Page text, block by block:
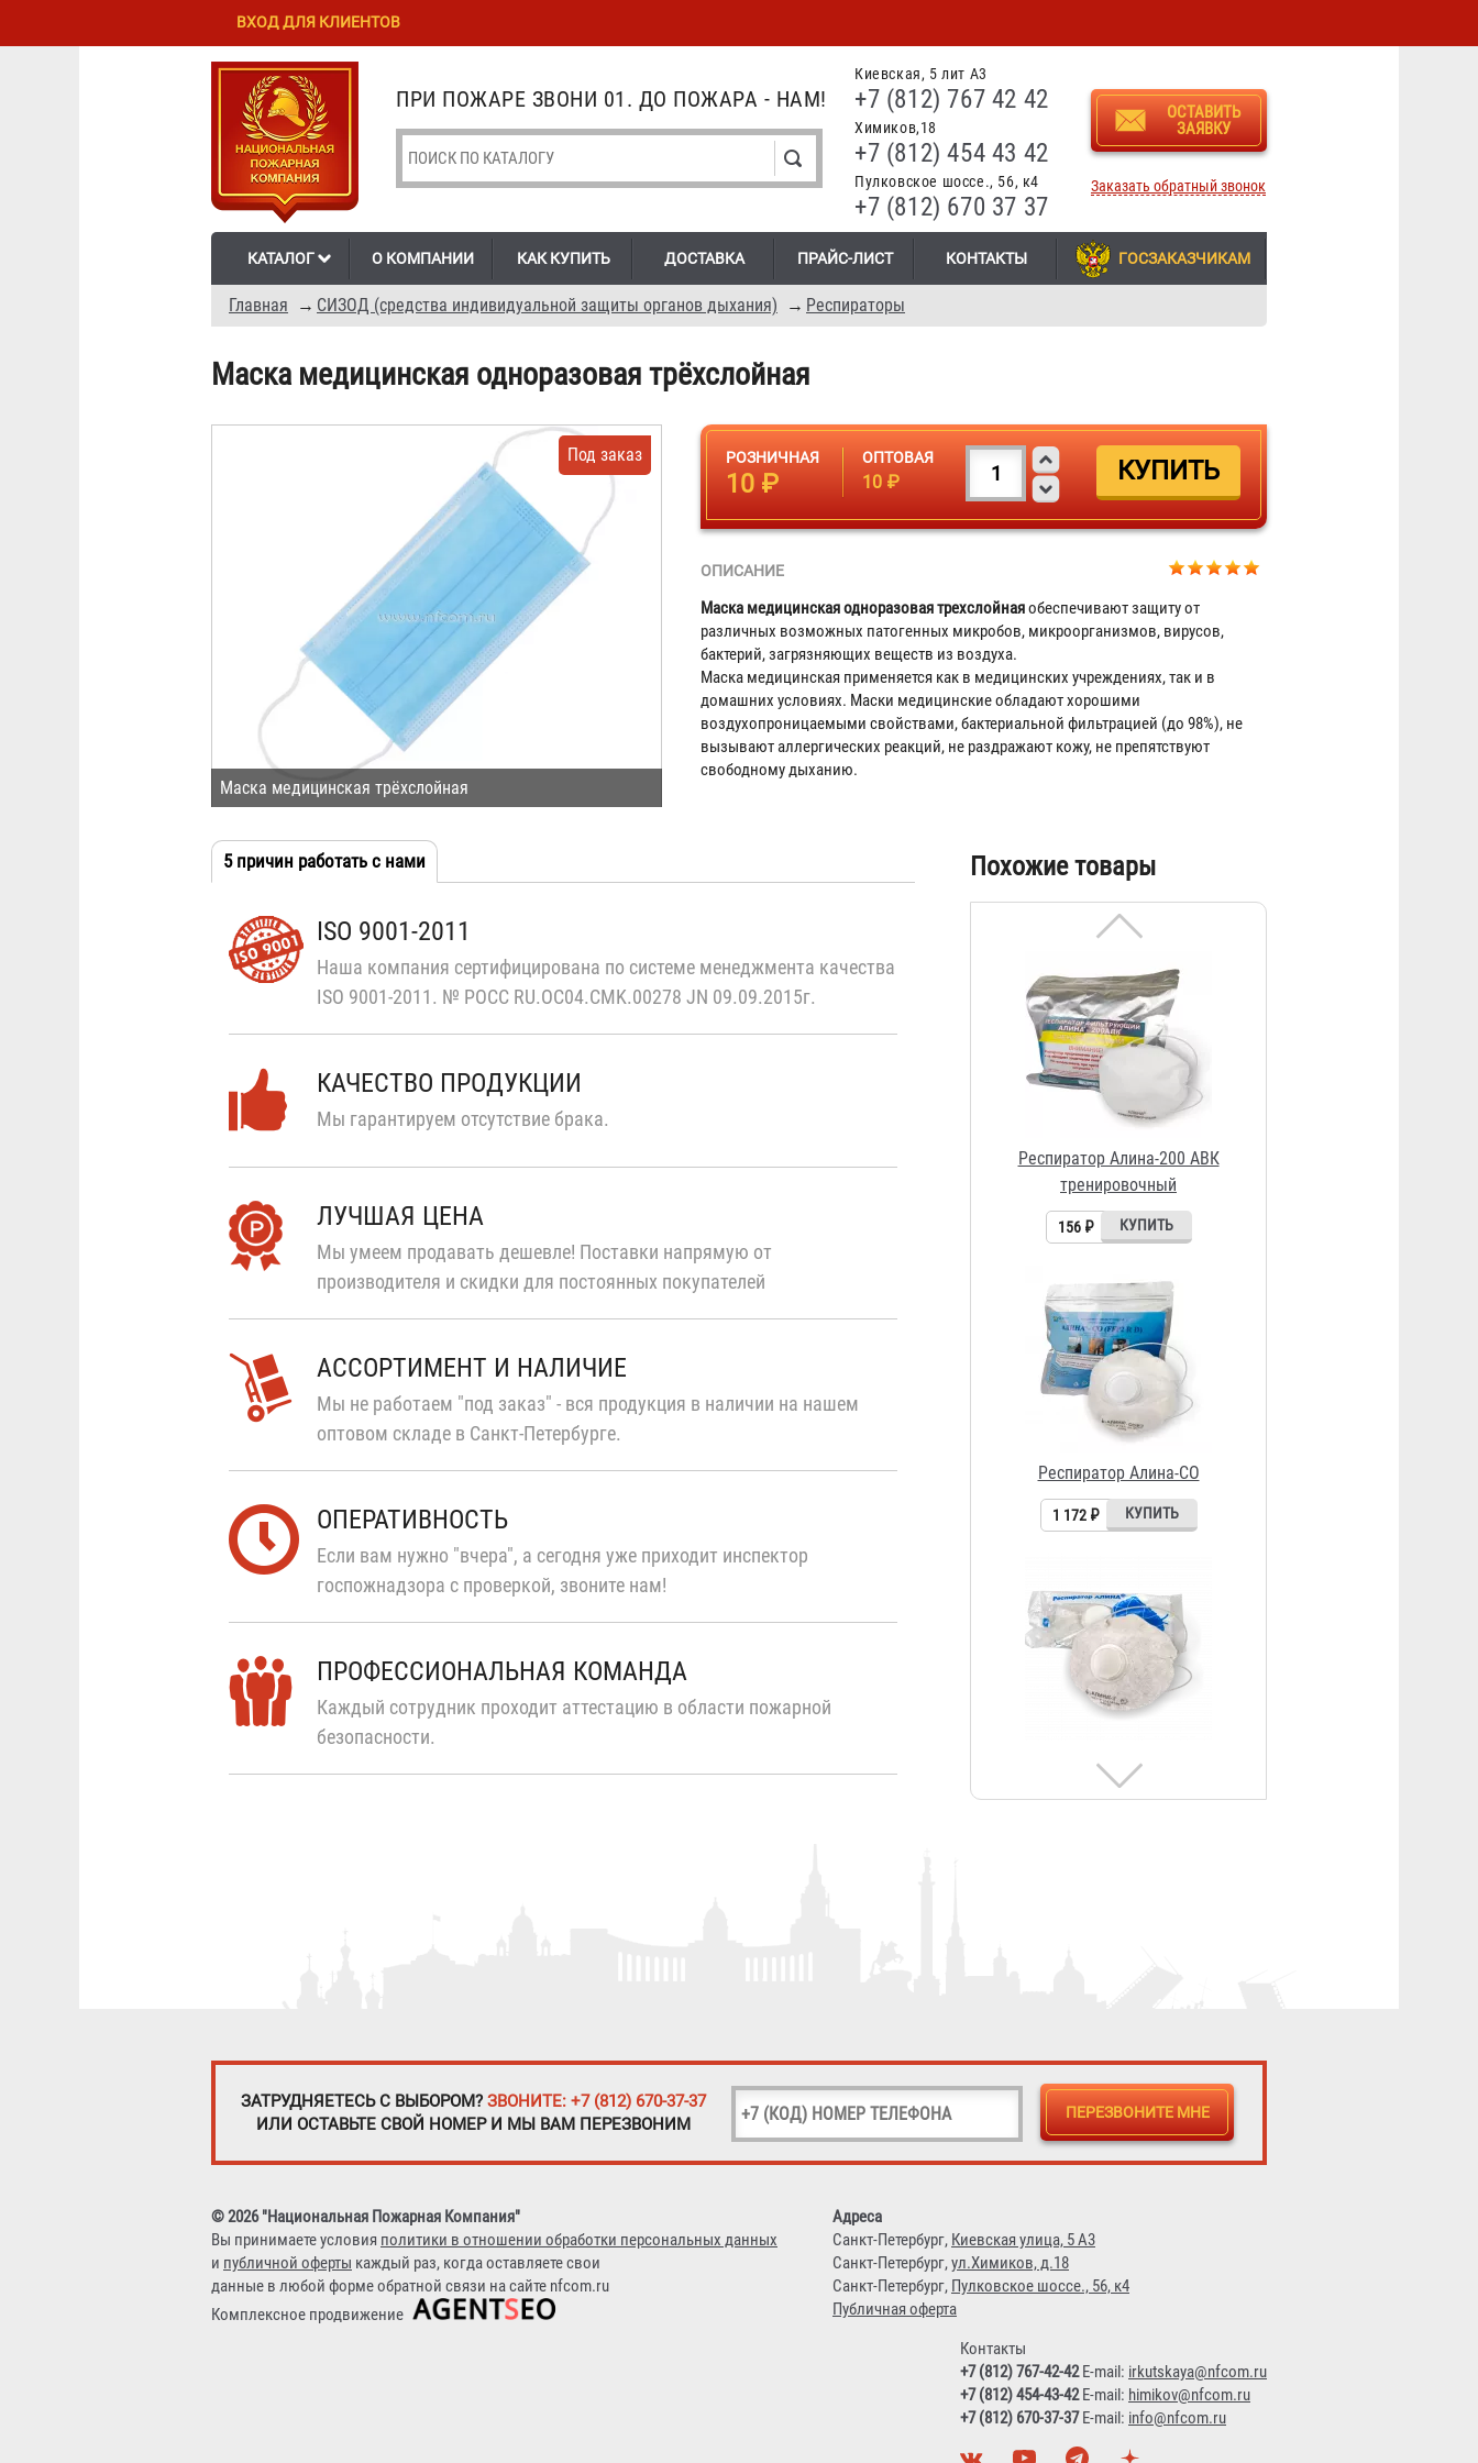
Перейти к
содержанию
Skip to
Киевская, 5 лит А3
+7 (812) 767 42 42
Химиков,18
+7 (812) 454 43 42
Пулковское шоссе., 56, к4
+7 (812) 670 37 37
ОСТАВИТЬ
ЗАЯВКУ
Заказать обратный звонок
ПРИ ПОЖАРЕ ЗВОНИ 01. ДО ПОЖАРА - НАМ!
КАТАЛОГ О КОМПАНИИ КАК КУПИТЬ ДОСТАВКА ПРАЙС-ЛИСТ КОНТАКТЫ ГОСЗАКАЗЧИКАМ
Главная → СИЗОД (средства индивидуальной защиты органов дыхания) → Респираторы
ВХОД ДЛЯ КЛИЕНТОВ
Маска медицинская одноразовая трёхслойная
Маска медицинская трёхслойная
Под заказ РОЗНИЧНАЯ
10 ₽
ОПТОВАЯ
10 ₽
ОПИСАНИЕ
Маска медицинская одноразовая трехслойнаяобеспечивают защиту от
различных возможных патогенных микробов, микроорганизмов, вирусов,
бактерий, загрязняющих веществ из воздуха.
Маска медицинская применяется как в медицинских учреждениях, так и в
домашних условиях. Маски медицинские обладают хорошими
воздухопроницаемыми свойствами, бактериальной фильтрацией (до 98%), не
вызывают аллергических реакций, не раздражают кожу, не препятствуют
свободному дыханию.
Табы
5 причин работать с нами
ISO 9001-2011
Наша компания сертифицирована по системе менеджмента качества
ISO 9001-2011. № РОСС RU.OC04.CMK.00278 JN 09.09.2015г.
КАЧЕСТВО ПРОДУКЦИИ
Мы гарантируем отсутствие брака.
ЛУЧШАЯ ЦЕНА
Мы умеем продавать дешевле! Поставки напрямую от
производителя и скидки для постоянных покупателей
АССОРТИМЕНТ И НАЛИЧИЕ
Мы не работаем "под заказ" - вся продукция в наличии на нашем
оптовом складе в Санкт-Петербурге.
ОПЕРАТИВНОСТЬ
Если вам нужно "вчера", а сегодня уже приходит инспектор
госпожнадзора с проверкой, звоните нам!
ПРОФЕССИОНАЛЬНАЯ КОМАНДА
Каждый сотрудник проходит аттестацию в области пожарной
безопасности.
Похожие товары
Респиратор Алина-200 АВК
тренировочный
Респиратор Алина-СО
Респиратор Алина-Г
ЗАТРУДНЯЕТЕСЬ С ВЫБОРОМ? ЗВОНИТЕ: +7 (812) 670-37-37
ИЛИ ОСТАВЬТЕ СВОЙ НОМЕР И МЫ ВАМ ПЕРЕЗВОНИМ
© 2026 "Национальная Пожарная Компания"
Вы принимаете условия политики в отношении обработки персональных данных
и публичной оферты каждый раз, когда оставляете свои
данные в любой форме обратной связи на сайте nfcom.ru
Комплексное продвижение
Адреса
Санкт-Петербург, Киевская улица, 5 А3
Санкт-Петербург,ул.Химиков, д.18
Санкт-Петербург, Пулковское шоссе., 56, к4
Публичная оферта
Контакты
+7 (812) 767-42-42E-mail: irkutskaya@nfcom.ru
+7 (812) 454-43-42E-mail: himikov@nfcom.ru
+7 (812) 670-37-37E-mail: info@nfcom.ru